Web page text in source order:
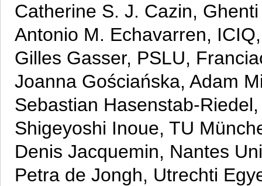
Catherine S. J. Cazin,
Antonio M. Echavarren,
Gilles Gasser, PSLU,
Joanna Gościańska, Adam
Sebastian Hasenstab-
Shigeyoshi Inoue, TU
Denis Jacquemin, Nantes
Petra de Jongh, Utrechti